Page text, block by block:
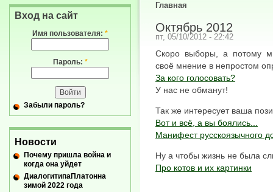
Главная
Октябрь 2012
пт, 05/10/2012 - 22:42
Скоро выборы, а потому
своё мнение в непростом
За кого голосовать?
У нас не обманут!
Так же интересует ваша
Вот и всё, а вы боялись...
Манифест русскоязычного
Ну а чтобы жизнь не была
Про котов и их картинки
Вход на сайт
Имя пользователя: *
Пароль: *
Забыли пароль?
Новости
Почему пришла война и
когда она уйдет
ДиалогитипаПлатонна
зимой 2022 года